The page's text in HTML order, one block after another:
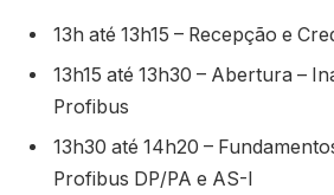
13h até 13h15 – Recepção e
13h15 até 13h30 – Abertura –
Profibus
13h30 até 14h20 –
Profibus DP/PA e AS-I